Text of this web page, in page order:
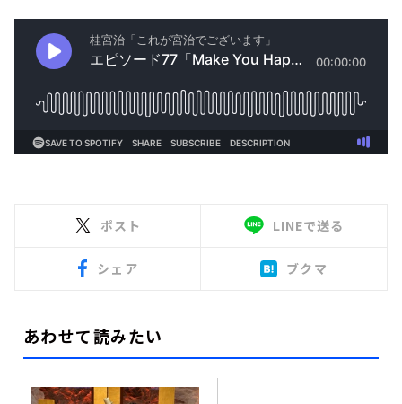
ポスト LINEで送る
シェア ブクマ
あわせて読みたい